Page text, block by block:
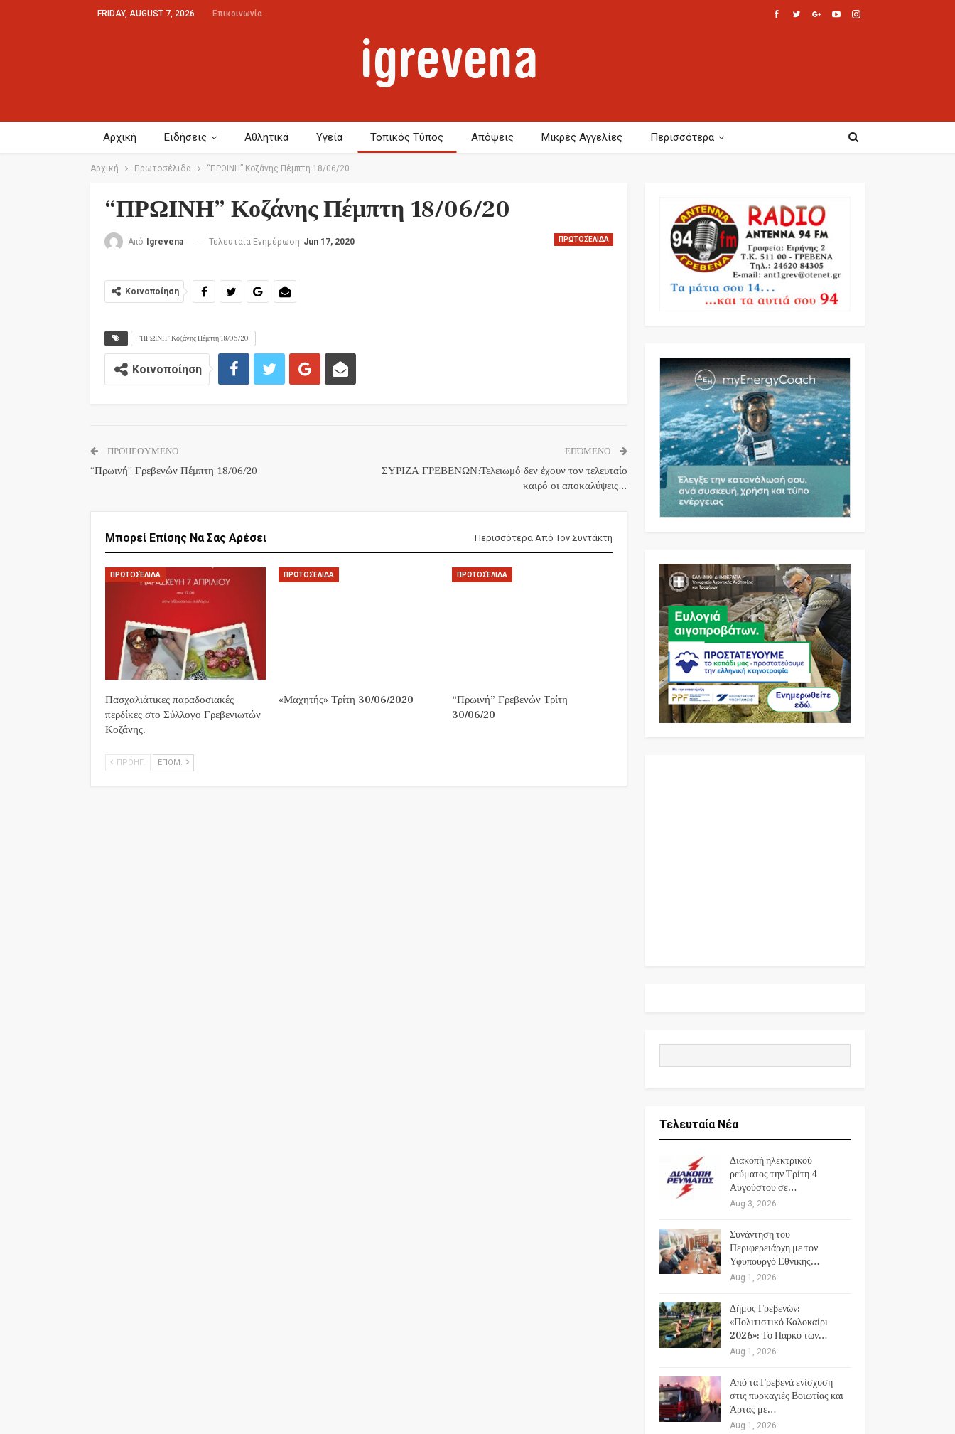
FRIDAY, AUGUST 7, 2026 Επικοινωνία
Αρχική Ειδήσεις Αθλητικά Υγεία Τοπικός Τύπος Απόψεις Μικρές Αγγελίες Περισσότερα
Αρχική Πρωτοσέλιδα “ΠΡΩΙΝΗ” Κοζάνης Πέμπτη 18/06/20
“ΠΡΩΙΝΗ” Κοζάνης Πέμπτη 18/06/20
ΠΡΩΤΟΣΈΛΙΔΑ
Από Igrevena Τελευταία Ενημέρωση Jun 17, 2020
Κοινοποίηση
“ΠΡΩΙΝΗ” Κοζάνης Πέμπτη 18/06/20
Κοινοποίηση
ΠΡΟΗΓΟΎΜΕΝΟ
“Πρωινή” Γρεβενών Πέμπτη 18/06/20
ΕΠΌΜΕΝΟ
ΣΥΡΙΖΑ ΓΡΕΒΕΝΩΝ:Τελειωμό δεν έχουν τον τελευταίο
καιρό οι αποκαλύψεις…
Μπορεί Επίσης Να Σας Αρέσει Περισσότερα Από Τον Συντάκτη
ΠΡΩΤΟΣΈΛΙΔΑ
Πασχαλιάτικες παραδοσιακές
περδίκες στο Σύλλογο Γρεβενιωτών
Κοζάνης.
ΠΡΩΤΟΣΈΛΙΔΑ
«Μαχητής» Τρίτη 30/06/2020
ΠΡΩΤΟΣΈΛΙΔΑ
“Πρωινή” Γρεβενών Τρίτη
30/06/20
ΠΡΟΗΓ. ΕΠΌΜ.
Τελευταία Νέα
Διακοπή ηλεκτρικού
ρεύματος την Τρίτη 4
Αυγούστου σε…
Aug 3, 2026
Συνάντηση του
Περιφερειάρχη με τον
Υφυπουργό Εθνικής…
Aug 1, 2026
Δήμος Γρεβενών:
«Πολιτιστικό Καλοκαίρι
2026»: Το Πάρκο των…
Aug 1, 2026
Από τα Γρεβενά ενίσχυση
στις πυρκαγιές Βοιωτίας και
Άρτας με…
Aug 1, 2026